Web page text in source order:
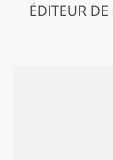
ÉDITEUR